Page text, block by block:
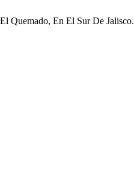
Quemado, En El Sur De Jalisco.